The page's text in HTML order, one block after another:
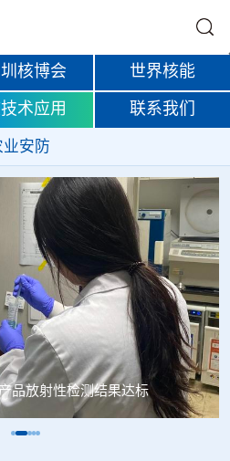
核博会 世界核能
术应用 联系我们
业安防
应堆实现首次临界